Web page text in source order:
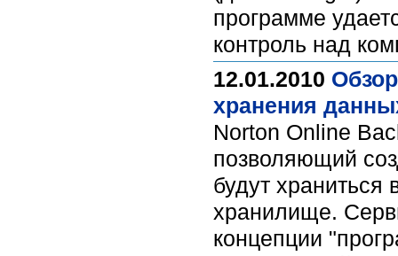
программе
контроль над
12.01.2010
хранения
Norton Online
позволяющий
будут
хранилище.
концепции